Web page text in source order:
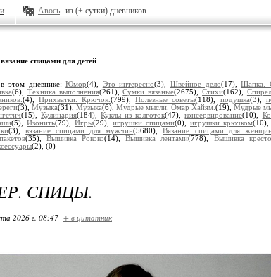
Авось из (+ сутки) дневников
вязание спицами для детей
этом дневнике:Юмор(4), Это интересно(3), Швейное дело(17),Шапка.
(6), Техника выполнения(261),Сумки вязаные(2675),Стихи(162),
(4),Прихватки. Крючок.(799),Полезные советы(118), подушка(3),
(3), Музыка(31), Музыка(6), Мудрые мысли. Омар Хайям. (19), Мудрые
(15),Кулинария(184),Куклы из колготок(47),консервирование(10),
(5), Изонить(79), Игры(29), игрушки спицами(0), игрушки крючком(10),
(3),вязание спицами для мужчин(5680),Вязание спицами для
(35),Вышивка Рококо(14),Вышивка лентами(778), Вышивка
(2), (0)
СПИЦЫ.
2026 г. 08:47 + в цитатник